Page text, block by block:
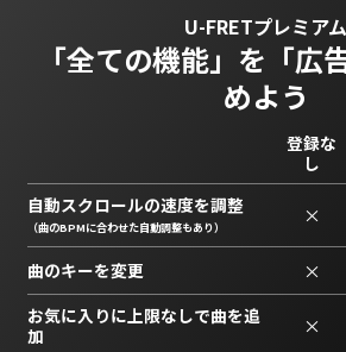
U-FRETプレミアム
「全ての機能」を 「広
めよう
登録な
し
自動スクロールの速度を調整
（曲のBPMに合わせた自動調整もあり） ×
曲のキーを変更 ×
お気に入りに上限なしで曲を追
加
×